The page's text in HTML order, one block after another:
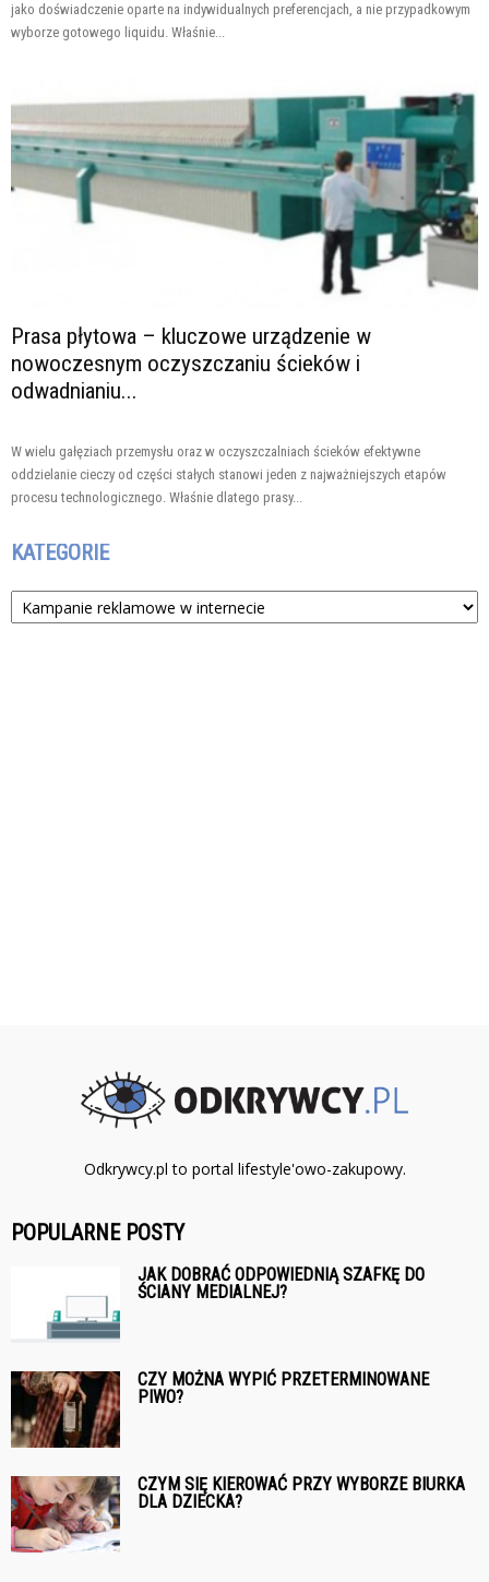
jako doświadczenie oparte na indywidualnych preferencjach, a nie przypadkowym
wyborze gotowego liquidu. Właśnie...
Prasa płytowa – kluczowe urządzenie w
nowoczesnym oczyszczaniu ścieków i
odwadnianiu...
W wielu gałęziach przemysłu oraz w oczyszczalniach ścieków efektywne
oddzielanie cieczy od części stałych stanowi jeden z najważniejszych etapów
procesu technologicznego. Właśnie dlatego prasy...
KATEGORIE
Kategorie
Odkrywcy.pl to portal lifestyle'owo-zakupowy.
POPULARNE POSTY
JAK DOBRAĆ ODPOWIEDNIĄ SZAFKĘ DO
ŚCIANY MEDIALNEJ?
CZY MOŻNA WYPIĆ PRZETERMINOWANE
PIWO?
CZYM SIĘ KIEROWAĆ PRZY WYBORZE BIURKA
DLA DZIECKA?